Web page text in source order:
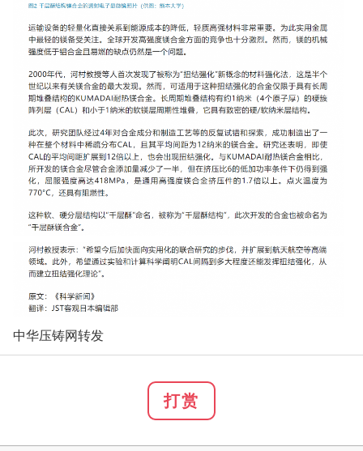
中华压铸网转发
打赏